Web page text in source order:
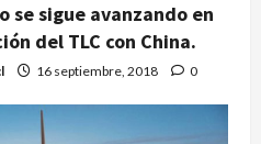
se sigue avanzando en
del TLC con China.
16 septiembre, 2018 0